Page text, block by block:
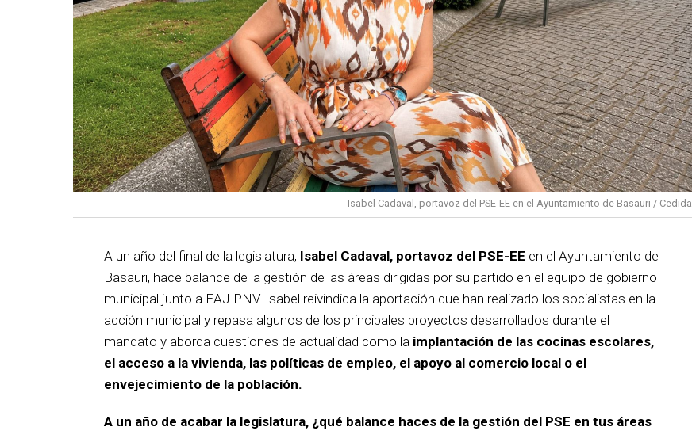
Isabel Cadaval, portavoz del PSE-EE en el Ayuntamiento de Basauri / Cedida
A un año del final de la legislatura, Isabel Cadaval, portavoz del PSE-EE en el Ayuntamiento de
Basauri, hace balance de la gestión de las áreas dirigidas por su partido en el equipo de gobierno
municipal junto a EAJ-PNV. Isabel reivindica la aportación que han realizado los socialistas en la
acción municipal y repasa algunos de los principales proyectos desarrollados durante el
mandato y aborda cuestiones de actualidad como la implantación de las cocinas escolares,
el acceso a la vivienda, las políticas de empleo, el apoyo al comercio local o el
envejecimiento de la población.
A un año de acabar la legislatura, ¿qué balance haces de la gestión del PSE en tus áreas